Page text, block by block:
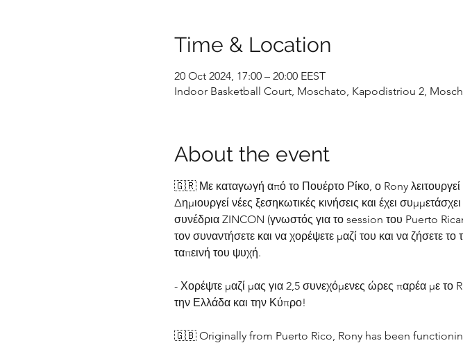
Time & Location
20 Oct 2024, 17:00 – 20:00 EEST
Indoor Basketball Court, Moschato, Kapodistriou 2,
About the event
🇬🇷 Με καταγωγή από το Πουέρτο Ρίκο, ο Rony
Δημιουργεί νέες ξεσηκωτικές κινήσεις και έχει
συνέδρια ZINCON (γνωστός για το session του Puerto
τον συναντήσετε και να χορέψετε μαζί του και να ζήσετε το
ταπεινή του ψυχή.
- Χορέψτε μαζί μας για 2,5 συνεχόμενες ώρες παρέα με
την Ελλάδα και την Κύπρο!
🇬🇧 Originally from Puerto Rico, Rony has been